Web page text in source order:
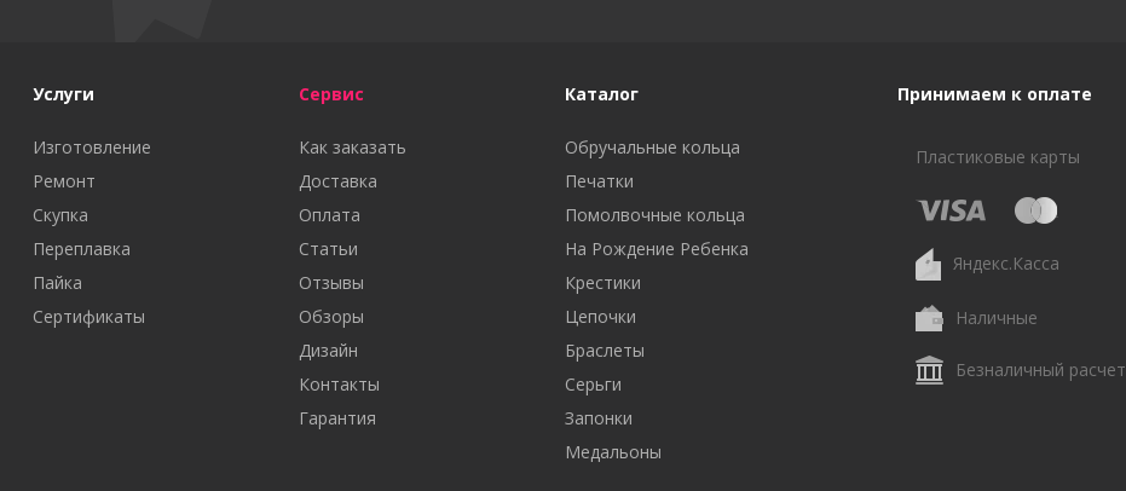
Услуги
Изготовление
Ремонт
Скупка
Переплавка
Пайка
Сертификаты
Сервис
Как заказать
Доставка
Оплата
Статьи
Отзывы
Обзоры
Дизайн
Контакты
Гарантия
Каталог
Обручальные кольца
Печатки
Помолвочные кольца
На Рождение Ребенка
Крестики
Цепочки
Браслеты
Серьги
Запонки
Медальоны
Принимаем к оплате
Пластиковые карты
Яндекс.Касса
Наличные
Безналичный расчет